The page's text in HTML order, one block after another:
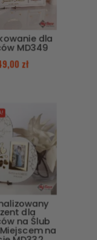
dla
MD349
zł
dla
na Ślub
na